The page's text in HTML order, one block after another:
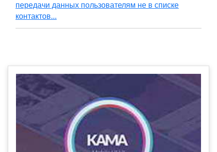
передачи данных пользователям не в списке
контактов...